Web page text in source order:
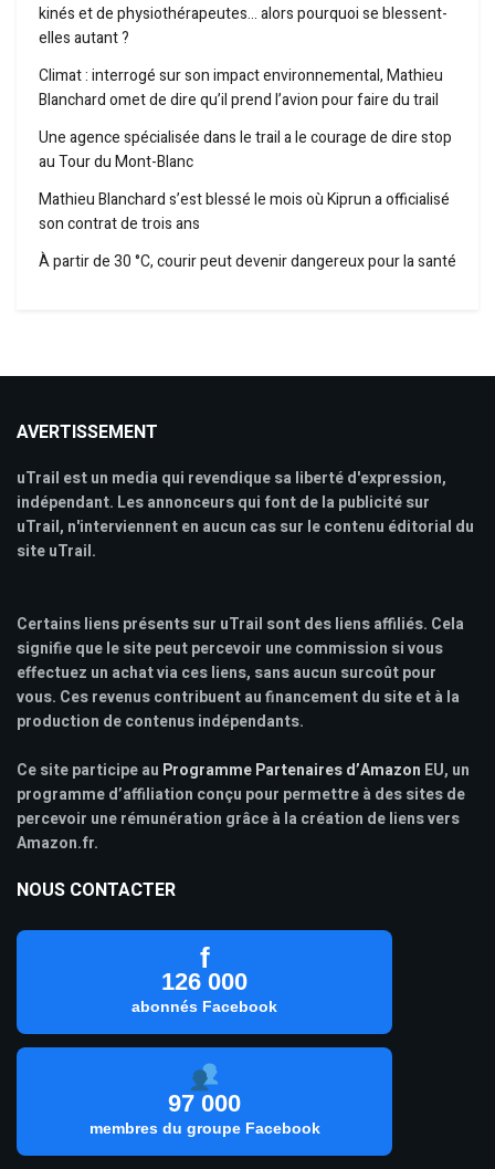
kinés et de physiothérapeutes… alors pourquoi se blessent-
elles autant ?
Climat : interrogé sur son impact environnemental, Mathieu
Blanchard omet de dire qu’il prend l’avion pour faire du trail
Une agence spécialisée dans le trail a le courage de dire stop
au Tour du Mont-Blanc
Mathieu Blanchard s’est blessé le mois où Kiprun a officialisé
son contrat de trois ans
À partir de 30 °C, courir peut devenir dangereux pour la santé
AVERTISSEMENT
uTrail est un media qui revendique sa liberté d'expression,
indépendant. Les annonceurs qui font de la publicité sur
uTrail, n'interviennent en aucun cas sur le contenu éditorial du
site uTrail.
Certains liens présents sur uTrail sont des liens affiliés. Cela
signifie que le site peut percevoir une commission si vous
effectuez un achat via ces liens, sans aucun surcoût pour
vous. Ces revenus contribuent au financement du site et à la
production de contenus indépendants.
Ce site participe au Programme Partenaires d’Amazon EU, un
programme d’affiliation conçu pour permettre à des sites de
percevoir une rémunération grâce à la création de liens vers
Amazon.fr.
NOUS CONTACTER
f
126 000
abonnés Facebook
97 000
membres du groupe Facebook